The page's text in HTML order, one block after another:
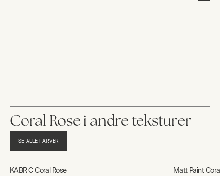
Coral Rose i andre teksturer
SE ALLE FARVER
KABRIC Coral Rose Matt Paint